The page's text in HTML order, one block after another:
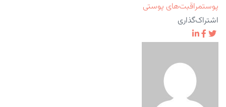
پوستمراقبت‌های پوستی
اشتراک‌گذاری